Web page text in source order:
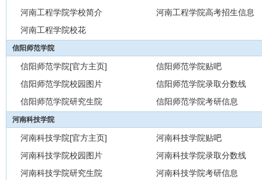
河南工程学院学校简介
河南工程学院高考招生信息
河南工程学院校花
信阳师范学院
信阳师范学院[官方主页]
信阳师范学院贴吧
信阳师范学院校园图片
信阳师范学院录取分数线
信阳师范学院研究生院
信阳师范学院考研信息
河南科技学院
河南科技学院[官方主页]
河南科技学院贴吧
河南科技学院校园图片
河南科技学院录取分数线
河南科技学院研究生院
河南科技学院考研信息